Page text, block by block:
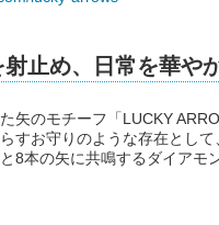
止め、日常を華や
矢のモチーフ「LUCKY
すお守りのような存在とし
8本の矢に共鳴するダイアモ